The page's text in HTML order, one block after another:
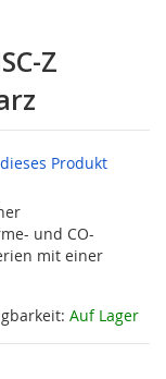
Z
Produkt
und CO-
mit einer
Auf Lager